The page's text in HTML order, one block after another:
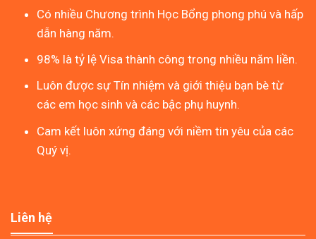
Có nhiều Chương trình Học Bổng phong phú và hấp
dẫn hàng năm.
98% là tỷ lệ Visa thành công trong nhiều năm liền.
Luôn được sự Tín nhiệm và giới thiệu bạn bè từ
các em học sinh và các bậc phụ huynh.
Cam kết luôn xứng đáng với niềm tin yêu của các
Quý vị.
Liên hệ